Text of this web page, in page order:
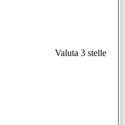
Valuta 3 stelle